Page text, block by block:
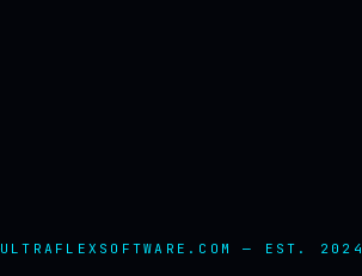
ULTRAFLEXSOFTWARE.COM — EST. 2024